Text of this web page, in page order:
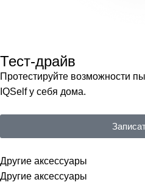
Тест-драйв
Протестируйте возможности
IQSelf у себя дома.
Другие аксессуары
Другие аксессуары